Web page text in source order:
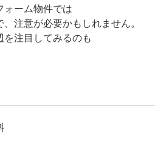
ォーム物件では
注意が必要かもしれません。
注目してみるのも